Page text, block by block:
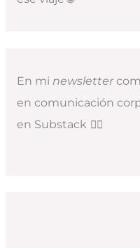
En mi newsletter
en comunicación
en Substack 👇🏻